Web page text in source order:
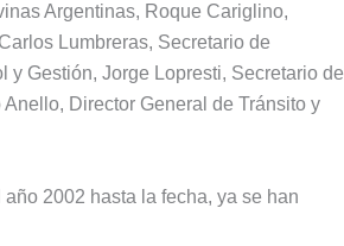
Argentinas, Roque Cariglino,
Lumbreras, Secretario de
y Gestión, Jorge Lopresti, Secretario de
Director General de Tránsito y
2002 hasta la fecha, ya se han